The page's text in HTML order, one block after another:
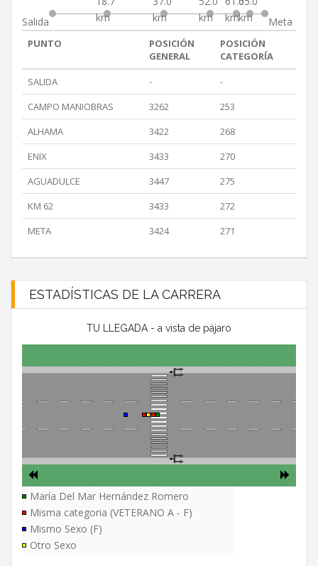
Salida
km
km
km
kmkm
Meta
PUNTO
POSICIÓN
GENERAL
POSICIÓN
CATEGORÍA
SALIDA
-
-
CAMPO MANIOBRAS
3262
253
ALHAMA
3422
268
ENIX
3433
270
AGUADULCE
3447
275
KM 62
3433
272
META
3424 271
ESTADÍSTICAS DE LA CARRERA
TU LLEGADA - a vista de pájaro
María Del Mar Hernández Romero
Misma categoria (VETERANO A - F)
Mismo Sexo (F)
Otro Sexo